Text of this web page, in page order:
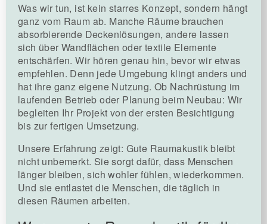
Was wir tun, ist kein starres Konzept, sondern hängt
ganz vom Raum ab. Manche Räume brauchen
absorbierende Deckenlösungen, andere lassen
sich über Wandflächen oder textile Elemente
entschärfen. Wir hören genau hin, bevor wir etwas
empfehlen. Denn jede Umgebung klingt anders und
hat ihre ganz eigene Nutzung. Ob Nachrüstung im
laufenden Betrieb oder Planung beim Neubau: Wir
begleiten Ihr Projekt von der ersten Besichtigung
bis zur fertigen Umsetzung.
Unsere Erfahrung zeigt: Gute Raumakustik bleibt
nicht unbemerkt. Sie sorgt dafür, dass Menschen
länger bleiben, sich wohler fühlen, wiederkommen.
Und sie entlastet die Menschen, die täglich in
diesen Räumen arbeiten.